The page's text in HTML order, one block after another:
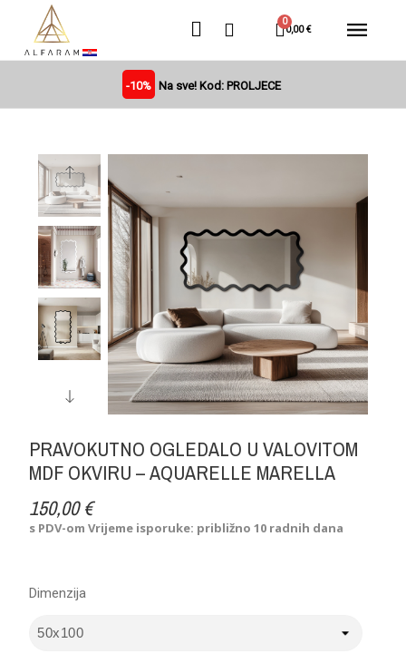
0,00 €
-10% Na sve! Kod: PROLJECE
PRAVOKUTNO OGLEDALO U VALOVITOM
MDF OKVIRU – AQUARELLE MARELLA
150,00 €
s PDV-omVrijeme isporuke: približno 10 radnih dana
Dimenzija